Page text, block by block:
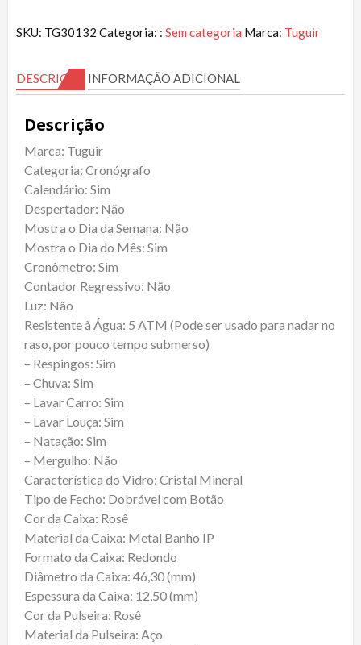
SKU: TG30132 Categoria: : Sem categoria Marca: Tuguir
DESCRIÇÃO INFORMAÇÃO ADICIONAL
Descrição
Marca: Tuguir
Categoria: Cronógrafo
Calendário: Sim
Despertador: Não
Mostra o Dia da Semana: Não
Mostra o Dia do Mês: Sim
Cronômetro: Sim
Contador Regressivo: Não
Luz: Não
Resistente à Água: 5 ATM (Pode ser usado para nadar no
raso, por pouco tempo submerso)
– Respingos: Sim
– Chuva: Sim
– Lavar Carro: Sim
– Lavar Louça: Sim
– Natação: Sim
– Mergulho: Não
Característica do Vidro: Cristal Mineral
Tipo de Fecho: Dobrável com Botão
Cor da Caixa: Rosê
Material da Caixa: Metal Banho IP
Formato da Caixa: Redondo
Diâmetro da Caixa: 46,30 (mm)
Espessura da Caixa: 12,50 (mm)
Cor da Pulseira: Rosê
Material da Pulseira: Aço